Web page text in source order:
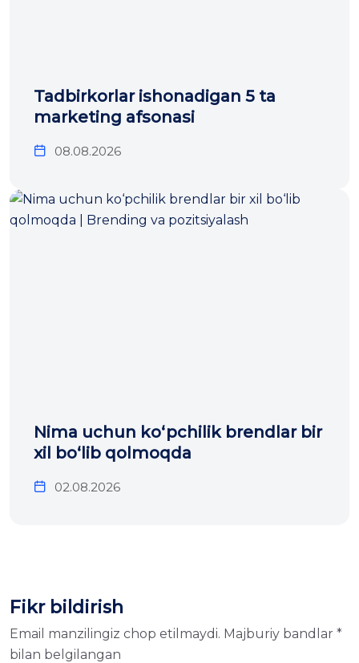
Tadbirkorlar ishonadigan 5 ta
marketing afsonasi
08.08.2026
Nima uchun ko‘pchilik brendlar bir
xil bo‘lib qolmoqda
02.08.2026
Fikr bildirish
Email manzilingiz chop etilmaydi. Majburiy bandlar *
bilan belgilangan